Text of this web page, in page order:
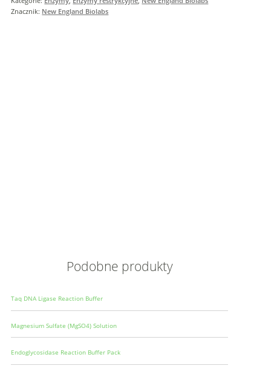
Znacznik: New England Biolabs
Podobne produkty
Taq DNA Ligase Reaction Buffer
Magnesium Sulfate (MgSO4) Solution
Endoglycosidase Reaction Buffer Pack